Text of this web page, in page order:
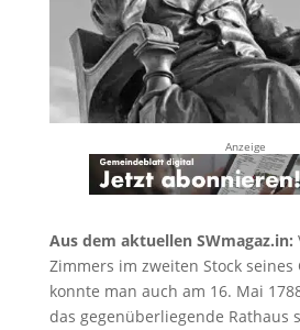
Anzeige
Aus dem aktuellen SWmagaz.in:
Zimmers im zweiten Stock seines
konnte man auch am 16. Mai
das gegenüberliegende Rathaus